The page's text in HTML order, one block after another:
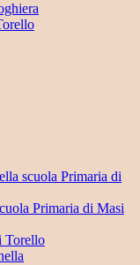
scuola Primaria di
Primaria di Masi
Torello